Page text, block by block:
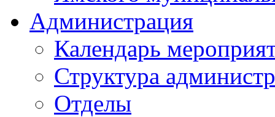
Администрация
Календарь
Структура
Отделы